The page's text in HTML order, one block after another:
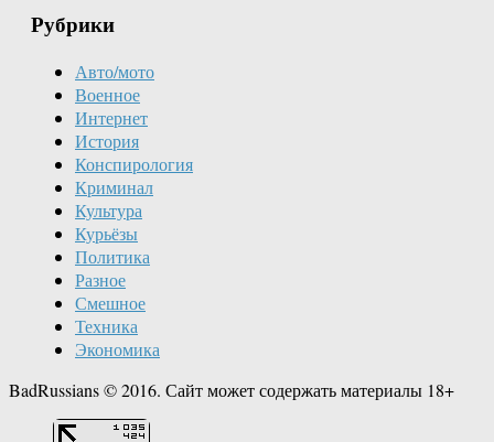
Рубрики
Авто/мото
Военное
Интернет
История
Конспирология
Криминал
Культура
Курьёзы
Политика
Разное
Смешное
Техника
Экономика
BadRussians © 2016. Сайт может содержать материалы 18+